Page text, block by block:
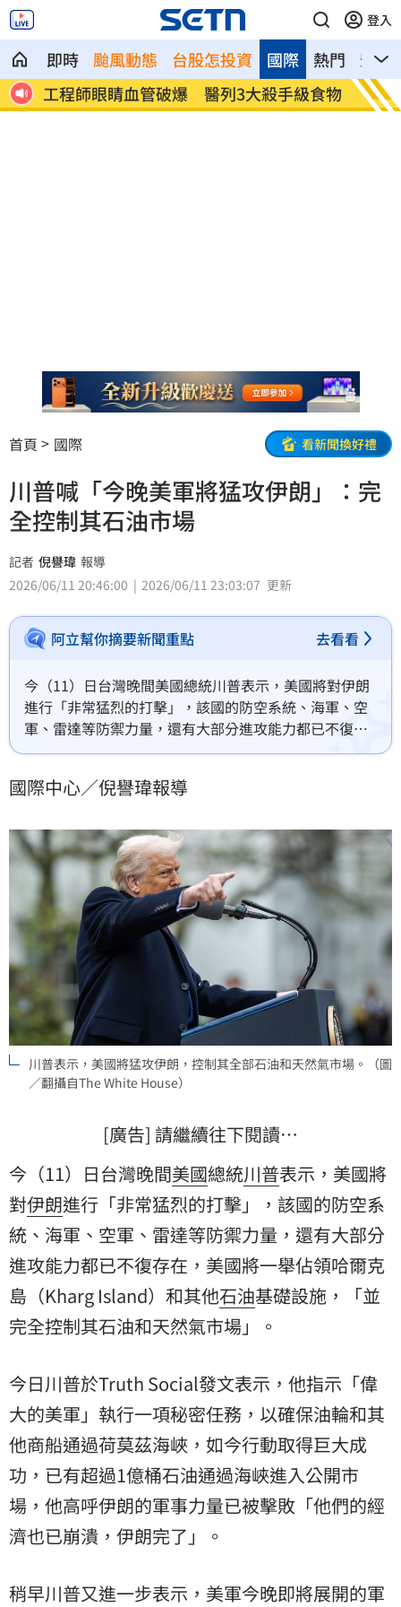
登入
即時 颱風動態 台股怎投資 熱門 影音
國際
除 工程師眼睛血管破爆 醫列3大殺手級食物 姜厚
首頁 國際 看新聞換好禮
川普喊「今晚美軍將猛攻伊朗」：完
全控制其石油市場
記者 倪譽瑋 報導
2026/06/11 20:46:00
2026/06/11 23:03:07 更新
阿立幫你摘要新聞重點 去看看
今（11）日台灣晚間美國總統川普表示，美國將對伊朗
進行「非常猛烈的打擊」，該國的防空系統、海軍、空
軍、雷達等防禦力量，還有大部分進攻能力都已不復存
在，美國將一舉佔領哈爾克島（Kharg Island）和其他
國際中心／倪譽瑋報導
川普表示，美國將猛攻伊朗，控制其全部石油和天然氣市場。（圖
／翻攝自The White House）
[廣告] 請繼續往下閱讀…
今（11）日台灣晚間美國總統川普表示，美國將
對伊朗進行「非常猛烈的打擊」，該國的防空系
統、海軍、空軍、雷達等防禦力量，還有大部分
進攻能力都已不復存在，美國將一舉佔領哈爾克
島（Kharg Island）和其他石油基礎設施，「並
完全控制其石油和天然氣市場」。
今日川普於Truth Social發文表示，他指示「偉
大的美軍」執行一項秘密任務，以確保油輪和其
他商船通過荷莫茲海峽，如今行動取得巨大成
功，已有超過1億桶石油通過海峽進入公開市
場，他高呼伊朗的軍事力量已被擊敗「他們的經
濟也已崩潰，伊朗完了」。
稍早川普又進一步表示，美軍今晚即將展開的軍